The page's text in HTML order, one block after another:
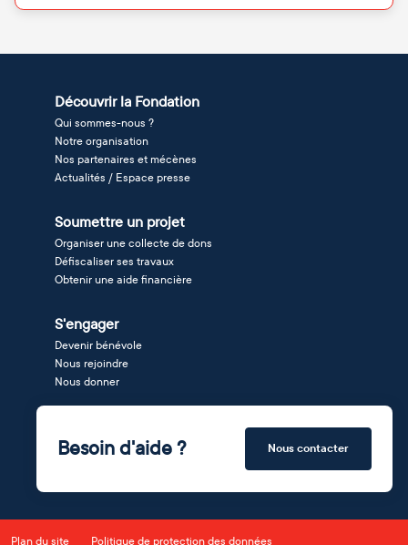
Découvrir la Fondation
Qui sommes-nous ?
Notre organisation
Nos partenaires et mécènes
Actualités / Espace presse
Soumettre un projet
Organiser une collecte de dons
Défiscaliser ses travaux
Obtenir une aide financière
S'engager
Devenir bénévole
Nous rejoindre
Nous donner
Besoin d'aide ? Nous contacter
Plan du site Politique de protection des données